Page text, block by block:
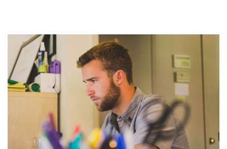
No âmbito da autonomia negocial, as partes podem
negociar diretamente qualquer das três modalidades
de convenção coletiva e enviá-la para depósito da